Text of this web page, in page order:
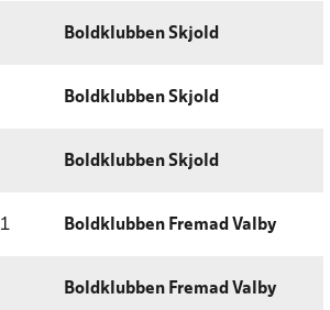
Boldklubben Skjold
Boldklubben Skjold
Boldklubben Skjold
1 Boldklubben Fremad Valby
Boldklubben Fremad Valby